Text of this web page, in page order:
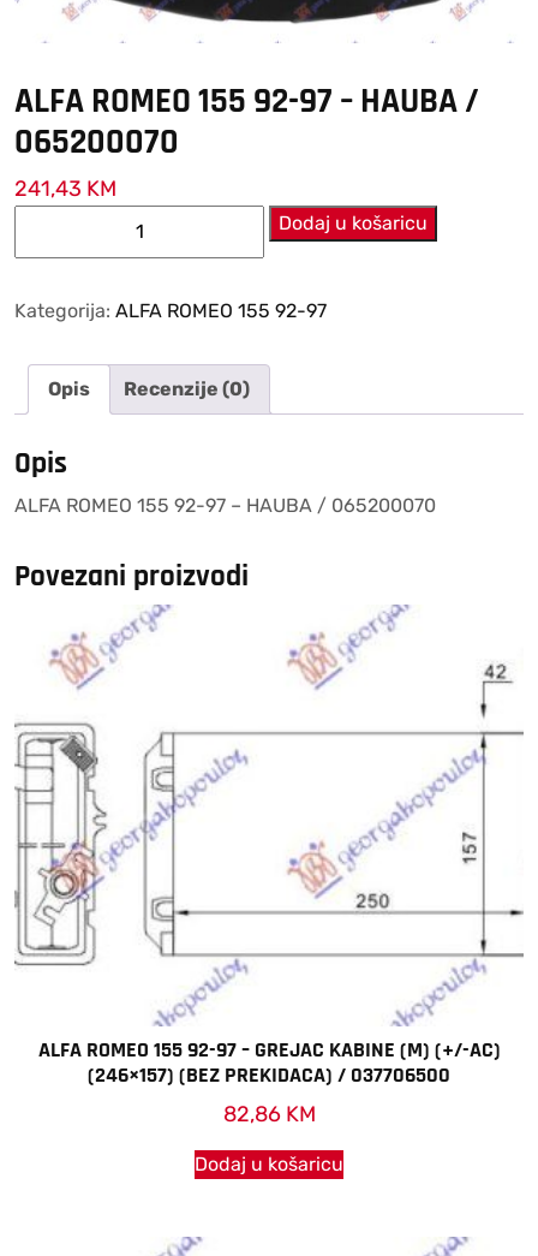
ALFA ROMEO 155 92-97 – HAUBA /
065200070
241,43 KM
92-
HAUBA
/
065200070
količina
Dodaj u košaricu
Kategorija: ALFA ROMEO 155 92-97
Opis Recenzije (0)
Opis
ALFA ROMEO 155 92-97 – HAUBA / 065200070
Povezani proizvodi
ALFA ROMEO 155 92-97 – GREJAC KABINE (M) (+/-AC)
(246×157) (BEZ PREKIDACA) / 037706500
82,86 KM
Dodaj u košaricu